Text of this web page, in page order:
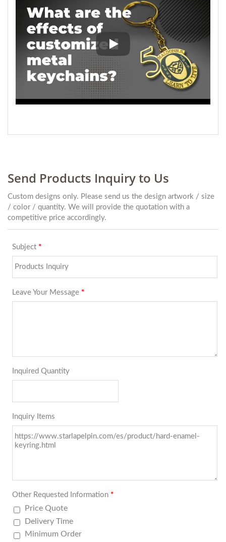
¿Cuáles son los efectos de los